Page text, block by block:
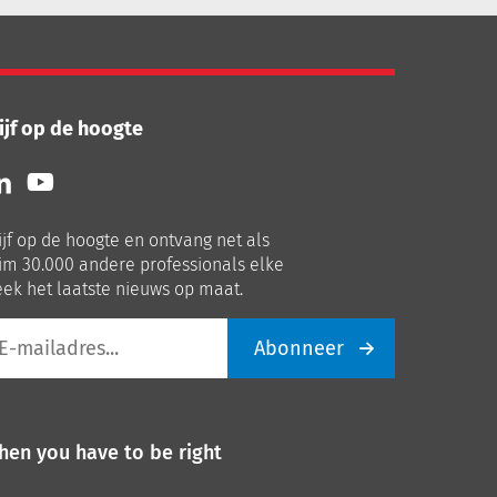
op de hoogte
Volg
ons
Youtube
op de hoogte en ontvang net als
30.000 andere professionals elke
het laatste nieuws op maat.
Abonneer
you have to be right